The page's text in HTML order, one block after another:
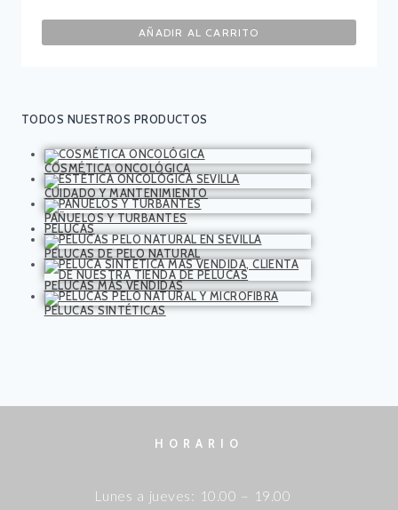
AÑADIR AL CARRITO
TODOS NUESTROS PRODUCTOS
COSMÉTICA ONCOLÓGICA
CUIDADO Y MANTENIMIENTO
PAÑUELOS Y TURBANTES
PELUCAS
PELUCAS DE PELO NATURAL
PELUCAS MÁS VENDIDAS
PELUCAS SINTÉTICAS
HORARIO
Lunes a jueves: 10.00 – 19.00